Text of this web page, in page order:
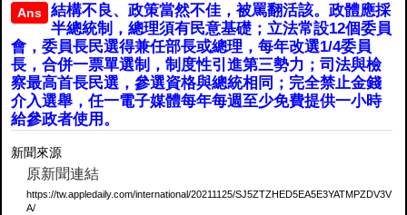
Ans
結構不良、政策當然不佳，被罵翻活該。政體應採
半總統制，總理須有民意基礎；立法常設12個委員
會，委員長民選得兼任部長或總理，每年改選1/4委員
長，合併一票單選制，制度性引進第三勢力；司法與檢
察最高首長民選，參選資格與總統相同；完全禁止金錢
介入選舉，任一電子媒體每年每週至少免費提供一小時
給參政者使用。
新聞來源
原新聞連結
https://tw.appledaily.com/international/20211125/SJ5ZTZHED5EA5E3YATMPZDV3V
A/